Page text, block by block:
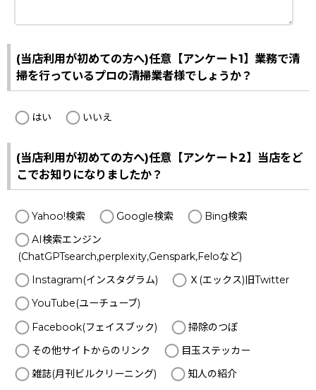
(当店利用が初めての方へ)任意【アンケート1】業務で清
掃を行っているプロの清掃業者様でしょうか？
はい いいえ
(当店利用が初めての方へ)任意【アンケート2】当店をど
こでお知りになりましたか？
Yahoo!検索 Google検索
Bing検索
AI検索エンジン
(ChatGPTsearch,perplexity,Genspark,Feloなど)
Instagram(インスタグラム)
Ｘ(エックス)旧Twitter
YouTube(ユーチューブ)
Facebook(フェイスブック)
掃除のつぼ
その他サイトからのリンク
目玉ステッカー
雑誌(月刊ビルクリーニング)
知人の紹介